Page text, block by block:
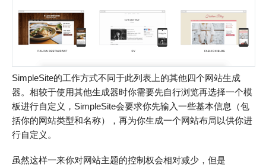
SimpleSite的工作方式不同于此列表上的其他四个网站生成
器。相较于使用其他生成器时你需要先自行浏览再选择一个模
板进行自定义，SimpleSite会要求你先输入一些基本信息（包
括你的网站类型和名称），再为你生成一个网站布局以供你进
行自定义。
虽然这样一来你对网站主题的控制权会相对减少，但是